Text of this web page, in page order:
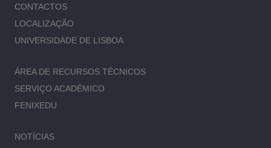
CONTACTOS
LOCALIZAÇÃO
UNIVERSIDADE DE LISBOA
ÁREA DE RECURSOS TÉCNICOS
SERVIÇO ACADÉMICO
FENIXEDU
NOTÍCIAS